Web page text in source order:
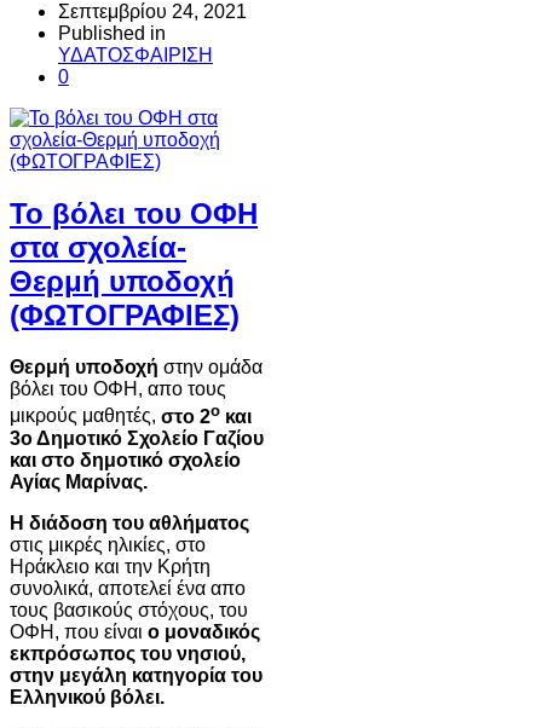
Σεπτεμβρίου 24, 2021
Published in
ΥΔΑΤΟΣΦΑΙΡΙΣΗ
0
Το βόλει του ΟΦΗ
στα σχολεία-
Θερμή υποδοχή
(ΦΩΤΟΓΡΑΦΙΕΣ)
Θερμή υποδοχή στην ομάδα
βόλει του ΟΦΗ, απο τους
μικρούς μαθητές, στο 2ο και
3ο Δημοτικό Σχολείο Γαζίου
και στο δημοτικό σχολείο
Αγίας Μαρίνας.
Η διάδοση του αθλήματος
στις μικρές ηλικίες, στο
Ηράκλειο και την Κρήτη
συνολικά, αποτελεί ένα απο
τους βασικούς στόχους, του
ΟΦΗ, που είναι ο μοναδικός
εκπρόσωπος του νησιού,
στην μεγάλη κατηγορία του
Ελληνικού βόλει.